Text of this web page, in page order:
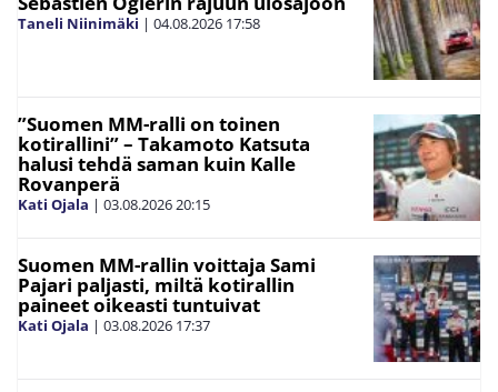
Taneli Niinimäki | 04.08.2026 17:58
”Suomen MM-ralli on toinen
kotirallini” – Takamoto Katsuta
halusi tehdä saman kuin Kalle
Rovanperä
Kati Ojala | 03.08.202620:15
Suomen MM-rallin voittaja Sami
Pajari paljasti, miltä kotirallin
paineet oikeasti tuntuivat
Kati Ojala | 03.08.2026 17:37